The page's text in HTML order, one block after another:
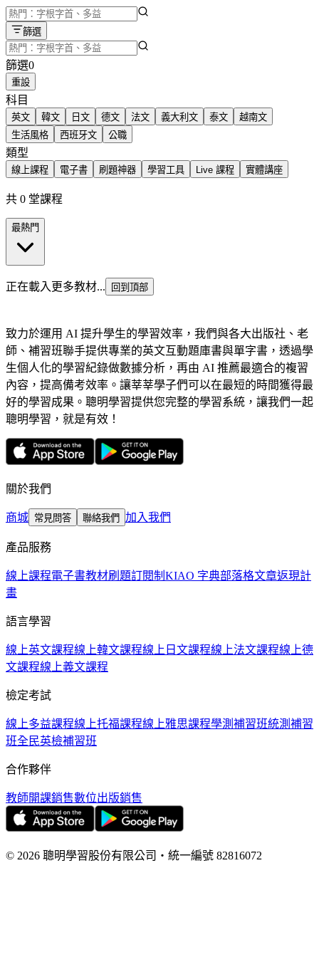
篩選
篩選0
重設
科目
英文 韓文 日文 德文 法文 義大利文 泰文
越南文
生活風格
西班牙文 公職
類型
線上課程 電子書 刷題神器 學習工具 Live 課程 實體講座
共 0 堂課程
最熱門
正在載入更多教材... 回到頂部
致力於運用 AI 提升學生的學習效率，我們與各大出版社、老
師、補習班聯手提供專業的英文互動題庫書與單字書，透過學
生個人化的學習紀錄做數據分析，再由 AI 推薦最適合的複習
內容，提高備考效率。讓莘莘學子們可以在最短的時間獲得最
好的學習成果。聰明學習提供您完整的學習系統，讓我們一起
聰明學習，就是有效！
關於我們
商城 常見問答 聯絡我們 加入我們
產品服務
線上課程電子書教材刷題訂閱制 KIAO 字典部落格文章返現計
畫
語言學習
線上英文課程線上韓文課程線上日文課程線上法文課程線上德
文課程線上義文課程
檢定考試
線上多益課程線上托福課程線上雅思課程學測補習班統測補習
班全民英檢補習班
合作夥伴
教師開課銷售數位出版銷售
© 2026 聰明學習股份有限公司 ・ 統一編號 82816072